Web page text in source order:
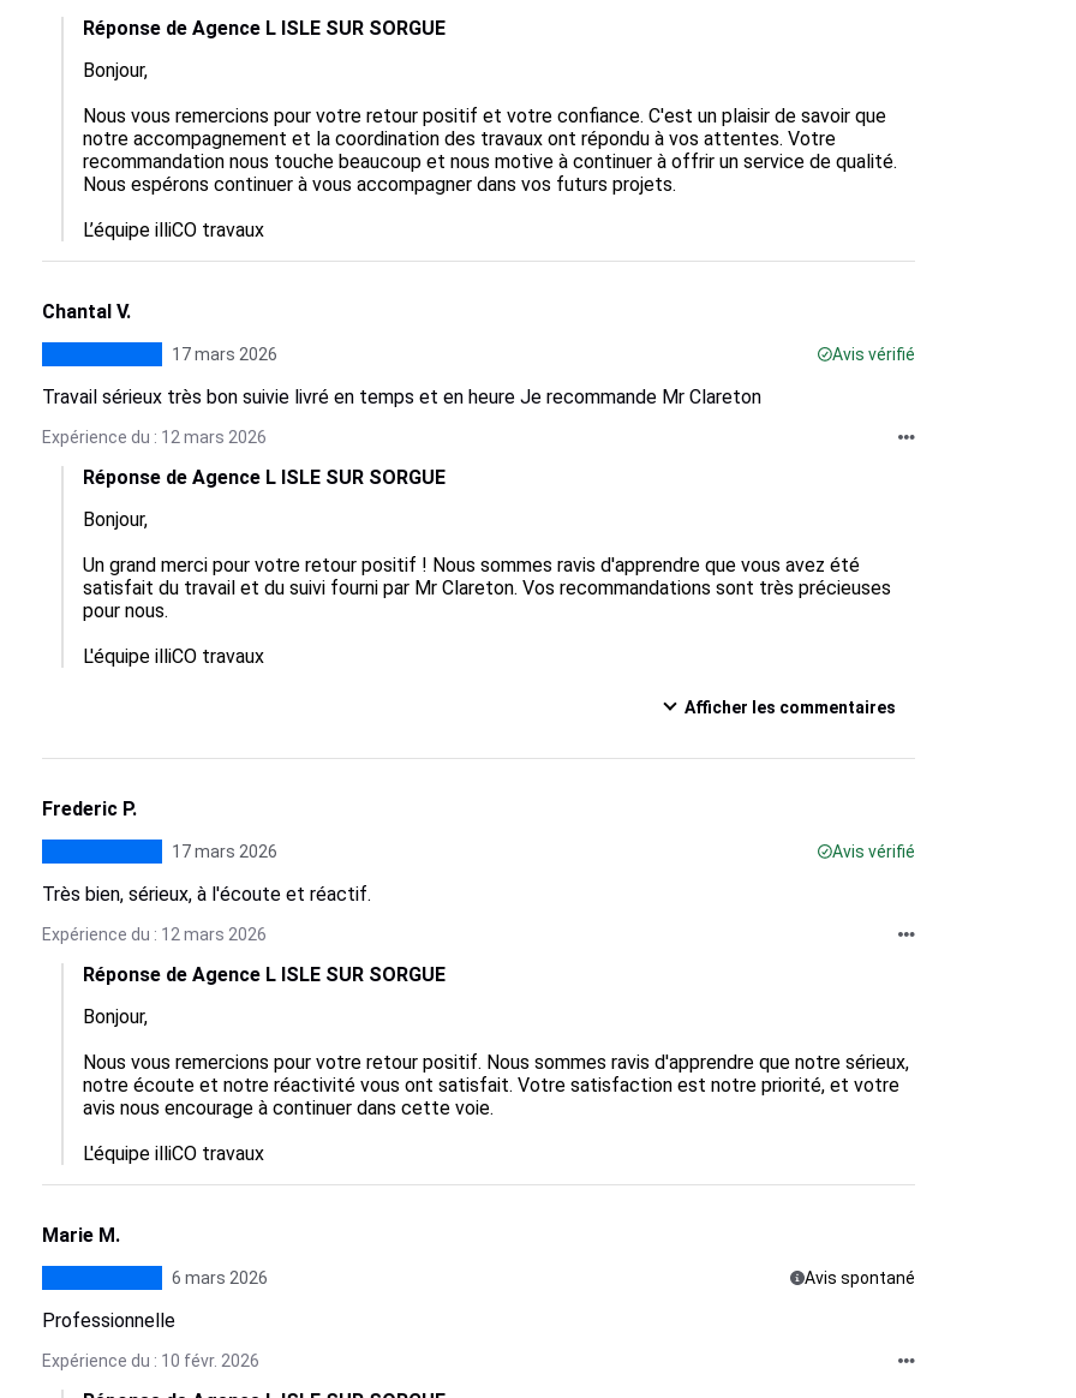
Réponse de Agence L ISLE SUR SORGUE
Bonjour,
Nous vous remercions pour votre retour positif et votre confiance. C'est un plaisir de savoir que
notre accompagnement et la coordination des travaux ont répondu à vos attentes. Votre
recommandation nous touche beaucoup et nous motive à continuer à offrir un service de qualité.
Nous espérons continuer à vous accompagner dans vos futurs projets.
L’équipe illiCO travaux
Chantal V.
17 mars 2026 Avis vérifié
Travail sérieux très bon suivie livré en temps et en heure Je recommande Mr Clareton
Expérience du : 12 mars 2026
Réponse de Agence L ISLE SUR SORGUE
Bonjour,
Un grand merci pour votre retour positif ! Nous sommes ravis d'apprendre que vous avez été
satisfait du travail et du suivi fourni par Mr Clareton. Vos recommandations sont très précieuses
pour nous.
L'équipe illiCO travaux
Afficher les commentaires
Frederic P.
17 mars 2026 Avis vérifié
Très bien, sérieux, à l'écoute et réactif.
Expérience du : 12 mars 2026
Réponse de Agence L ISLE SUR SORGUE
Bonjour,
Nous vous remercions pour votre retour positif. Nous sommes ravis d'apprendre que notre sérieux,
notre écoute et notre réactivité vous ont satisfait. Votre satisfaction est notre priorité, et votre
avis nous encourage à continuer dans cette voie.
L'équipe illiCO travaux
Marie M.
6 mars 2026 Avis spontané
Professionnelle
Expérience du : 10 févr. 2026